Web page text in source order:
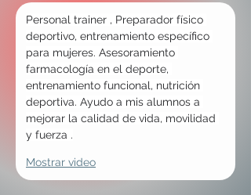
Personal trainer , Preparador físico
deportivo, entrenamiento específico
para mujeres. Asesoramiento
farmacología en el deporte,
entrenamiento funcional, nutrición
deportiva. Ayudo a mis alumnos a
mejorar la calidad de vida, movilidad
y fuerza .
Mostrar video